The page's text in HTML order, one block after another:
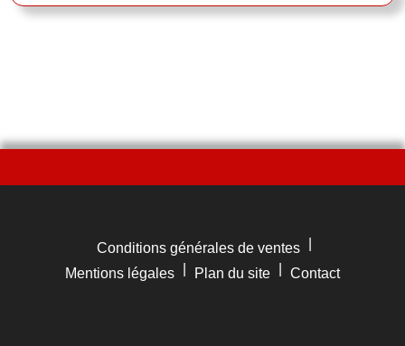
Conditions générales de ventes
Mentions légales
Plan du site Contact